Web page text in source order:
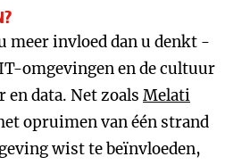
meer invloed dan u denkt -
omgevingen en de cultuur
data. Net zoals Melati
opruimen van één strand
wist te beïnvloeden,